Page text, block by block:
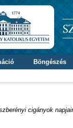
Böngészés
cigányok